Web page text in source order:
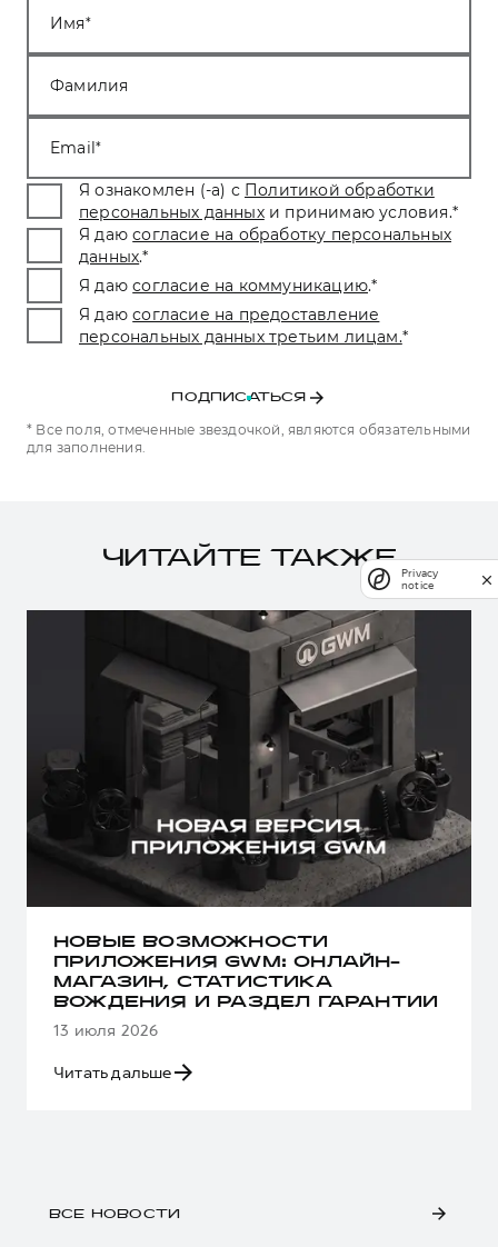
Имя
Фамилия
Email
Я ознакомлен (-а) с Политикой обработки
персональных данных и принимаю условия.*
Я даю согласие на обработку персональных
данных.*
Я даю согласие на коммуникацию.*
Я даю согласие на предоставление
персональных данных третьим лицам.*
ПОДПИСАТЬСЯ
* Все поля, отмеченные звездочкой, являются обязательными
для заполнения.
ЧИТАЙТЕ ТАКЖЕ
НОВЫЕ ВОЗМОЖНОСТИ
ПРИЛОЖЕНИЯ GWM: ОНЛАЙН-
МАГАЗИН, СТАТИСТИКА
ВОЖДЕНИЯ И РАЗДЕЛ ГАРАНТИИ
13 июля 2026
Читать дальше
ВСЕ НОВОСТИ
Privacy
notice